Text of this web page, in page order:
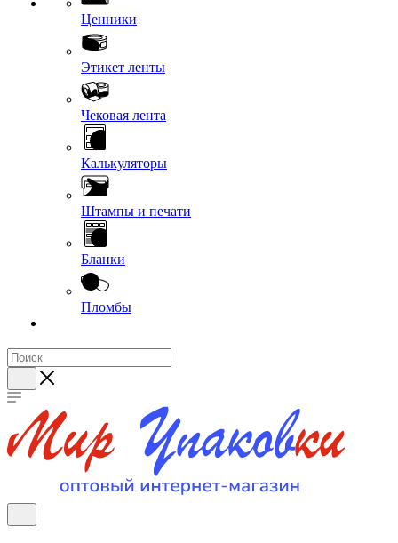
Ценники
Этикет ленты
Чековая лента
Калькуляторы
Штампы и печати
Бланки
Пломбы